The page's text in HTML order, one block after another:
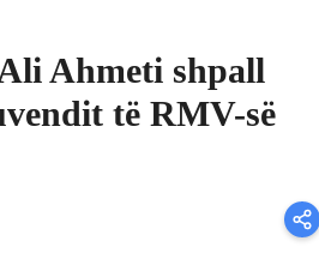
Ahmeti shpall
të RMV-së